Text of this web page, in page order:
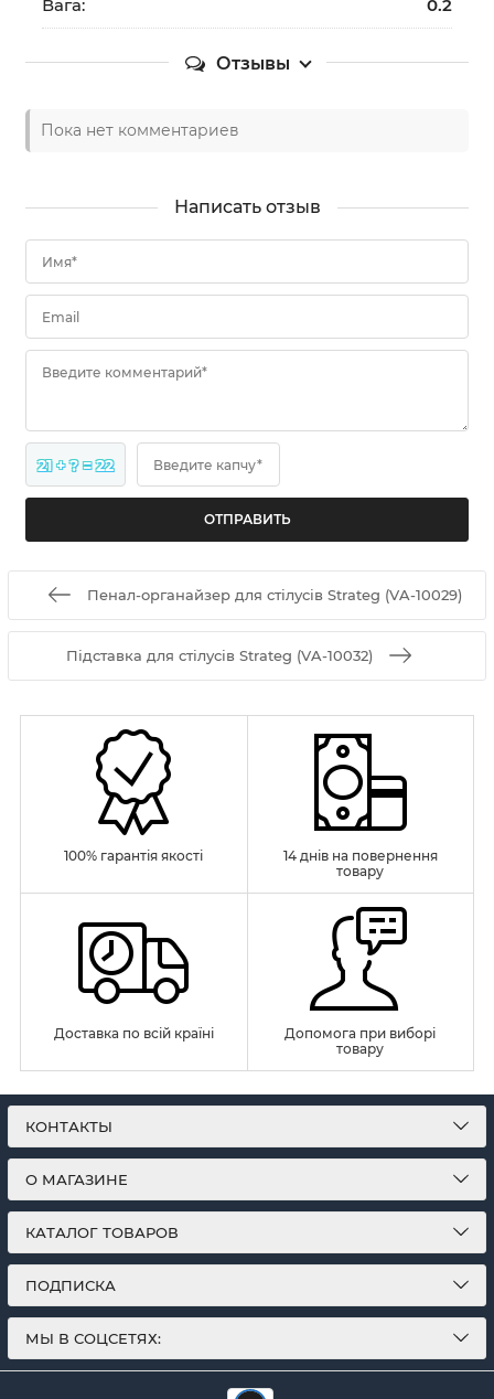
Вага: 0.2
Отзывы
Пока нет комментариев
Написать отзыв
Имя*
Email
Введите комментарий*
21 + ? = 22 Введите капчу*
Пенал-органайзер для стілусів Strateg (VA-10029)
Підставка для стілусів Strateg (VA-10032)
100% гарантія якості
14 днів на повернення
товару
Доставка по всій країні
Допомога при виборі
товару
КОНТАКТЫ
О МАГАЗИНЕ
КАТАЛОГ ТОВАРОВ
ПОДПИСКА
МЫ В СОЦСЕТЯХ: